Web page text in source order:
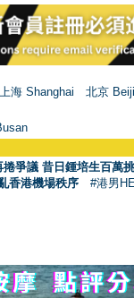
上海 Shanghai
北京
爭議 昔日鍾培生百萬
香港機場秩序 #港男